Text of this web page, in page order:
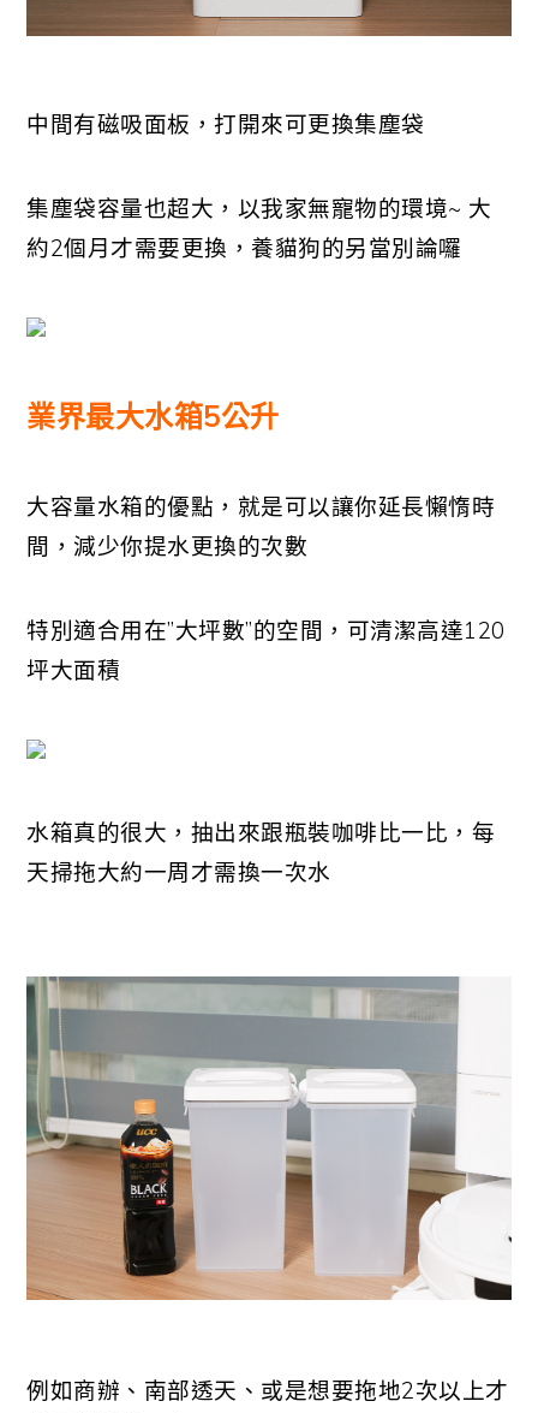
中間有磁吸面板，打開來可更換集塵袋
集塵袋容量也超大，以我家無寵物的環境~ 大
約2個月才需要更換，養貓狗的另當別論囉
業界最大水箱5公升
大容量水箱的優點，就是可以讓你延長懶惰時
間，減少你提水更換的次數
特別適合用在”大坪數”的空間，可清潔高達120
坪大面積
水箱真的很大，抽出來跟瓶裝咖啡比一比，每
天掃拖大約一周才需換一次水
例如商辦、南部透天、或是想要拖地2次以上才